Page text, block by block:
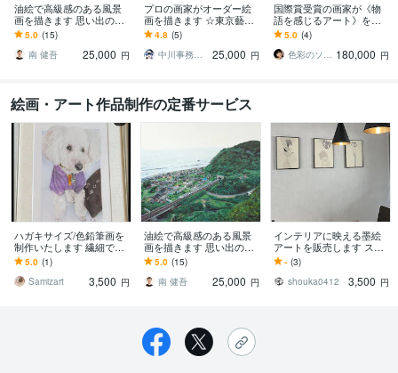
油絵で高級感のある風景
画を描きます 思い出の地
や好きな風景を残しませ
んか？
5.0 (15)
南 健吾
25,000 円
プロの画家がオーダー絵
画を描きます ☆東京藝術
大学油画科出身の確かな
画力☆
4.8 (5)
中川事務所 モデル・デザイン
25,000 円
国際賞受賞の画家が《物
語を感じるアート》を描
きます ご家族や大切な方
との物語を幻想的絵画と
してお届けします
5.0 (4)
色彩のソムリエ（画家） 180,000 円
絵画・アート作品制作の定番サービス
ハガキサイズ/色鉛筆画を
制作いたします 繊細で柔
らかい色鉛筆画を制作い
たします。
5.0 (1)
Samizart
3,500 円
油絵で高級感のある風景
画を描きます 思い出の地
や好きな風景を残しませ
んか？
5.0 (15)
南 健吾
25,000 円
インテリアに映える墨絵
アートを販売します スタ
イリッシュなフォルムで
どんなインテリアにもマ
ッチします
- (3)
shouka0412
3,500 円